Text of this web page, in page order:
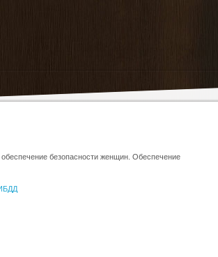
безопасности женщин. Обеспечение